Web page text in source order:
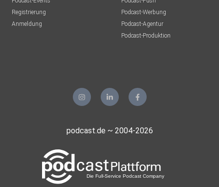
Registrierung
Anmeldung
Podcast-Werbung
Podcast-Agentur
Podcast-Produktion
podcast.de ~ 2004-2026